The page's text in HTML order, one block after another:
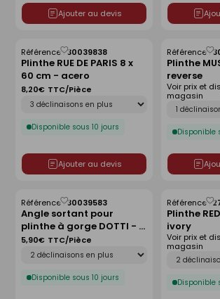
Ajouter au devis
Plinthe RUE DE PARIS 8 x
60 cm - acero
Référence :30039838
Disponible sous 10 jours
8,20€ TTC/Pièce
Ajouter au devis
Enregistrer
comme
liste
Plinthe
reverse
Référence :
Déclinaison
Disponible
Voir prix et
magasin
Angle sortant pour
plinthe à gorge DOTTI - 3
x 10 cm - dark grey
Référence :30039583
Disponible sous 10 jours
5,90€ TTC/Pièce
Enregistrer
comme
liste
Plinthe
ivory
Référence :
Déclinaison
Disponible
Voir prix et
magasin